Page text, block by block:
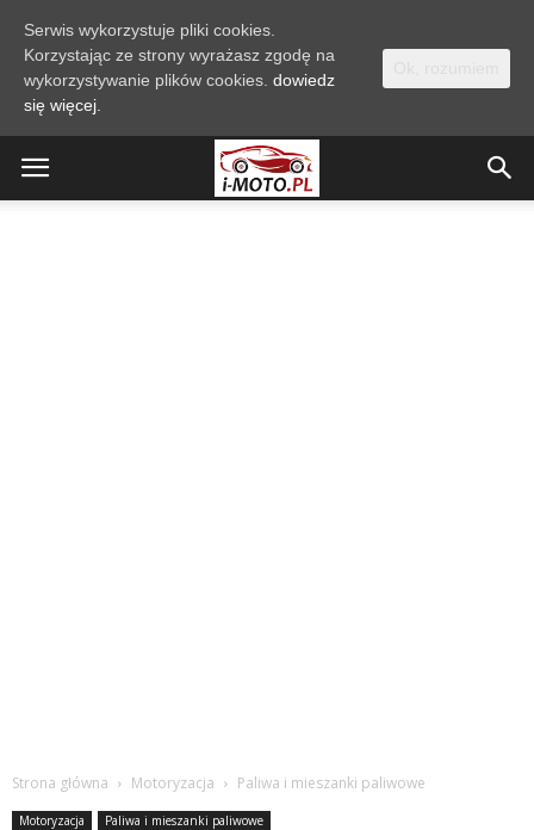
Strona główna Motoryzacja Paliwa i mieszanki paliwowe
Motoryzacja Paliwa i mieszanki paliwowe
Serwis wykorzystuje pliki cookies.
Korzystając ze strony wyrażasz zgodę na
wykorzystywanie plików cookies. dowiedz
się więcej.